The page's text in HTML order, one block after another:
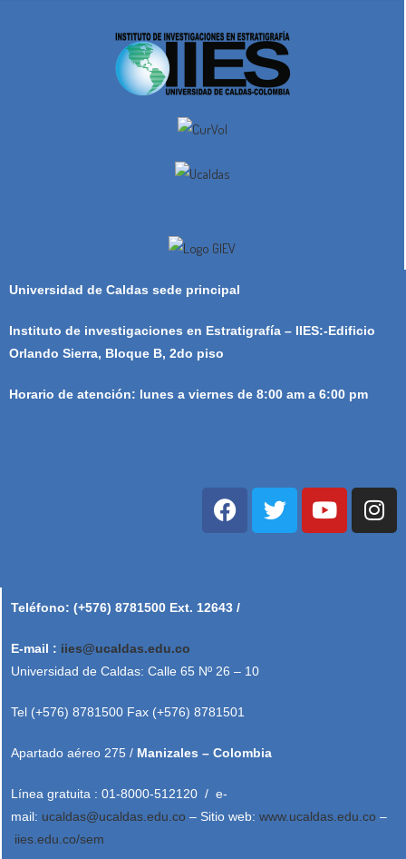
Universidad de Caldas sede principal
Instituto de investigaciones en Estratigrafía – IIES:-Edificio
Orlando Sierra, Bloque B, 2do piso
Horario de atención: lunes a viernes de 8:00 am a 6:00 pm
Teléfono: (+576) 8781500 Ext. 12643 /
E-mail : iies@ucaldas.edu.co
Universidad de Caldas: Calle 65 Nº 26 – 10
Tel (+576) 8781500 Fax (+576) 8781501
Apartado aéreo 275 / Manizales – Colombia
Línea gratuita : 01-8000-512120 / e-
mail: ucaldas@ucaldas.edu.co – Sitio web: www.ucaldas.edu.co –
iies.edu.co/sem